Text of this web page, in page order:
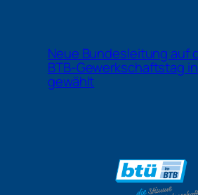
Neue Bundesleitung auf
BTB-Gewerkschaftstag
gewählt